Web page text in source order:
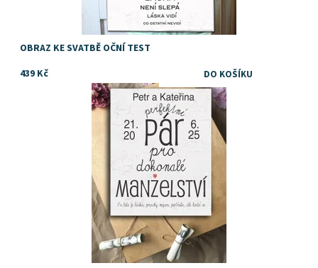
OBRAZ KE SVATBĚ OČNÍ TEST
439 Kč
Přinášíme vám nápad, tip, jak vtipně darovat peníze ke svatbě
Skladem